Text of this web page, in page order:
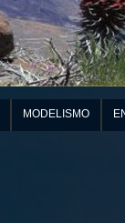
MODELISMO